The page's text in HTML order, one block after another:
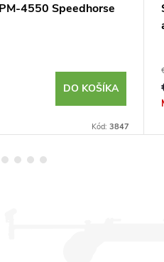
4550 Speedhorse
DO KOŠÍKA
Kód: 3847